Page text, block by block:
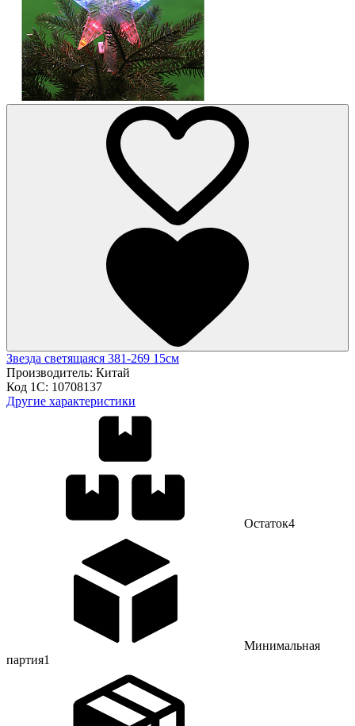
Звезда светящаяся 381-269 15см
Производитель: Китай
Код 1С: 10708137
Другие характеристики
Остаток4
Минимальная
партия1